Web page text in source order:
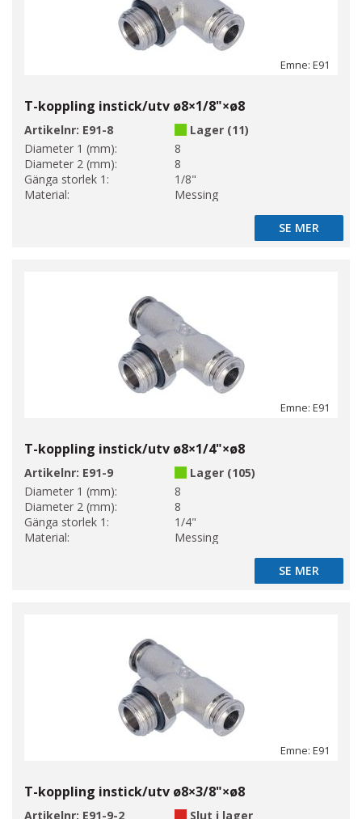
Emne: E91
T-koppling instick/utv ø8×1/8"×ø8
Artikelnr: E91-8
Lager (11)
Diameter 1 (mm):
8
Diameter 2 (mm):
8
Gänga storlek 1:
1/8"
Material:
Messing
SE MER
SE MER
Emne: E91
T-koppling instick/utv ø8×1/4"×ø8
Artikelnr: E91-9
Lager (105)
Diameter 1 (mm):
8
Diameter 2 (mm):
8
Gänga storlek 1:
1/4"
Material:
Messing
SE MER
SE MER
Emne: E91
T-koppling instick/utv ø8×3/8"×ø8
Artikelnr: E91-9-2 Slut i lager